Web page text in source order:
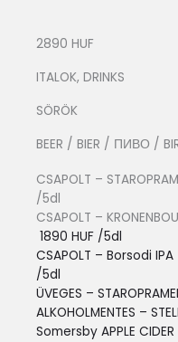
2890 HUF
ITALOK, DRINKS
SÖRÖK
BEER / BIER / ПИВО /
CSAPOLT –
/5dl
CSAPOLT –
1890 HUF /5dl
CSAPOLT – Borsodi
/5dl
ÜVEGES –
ALKOHOLMENTES –
Somersby APPLE